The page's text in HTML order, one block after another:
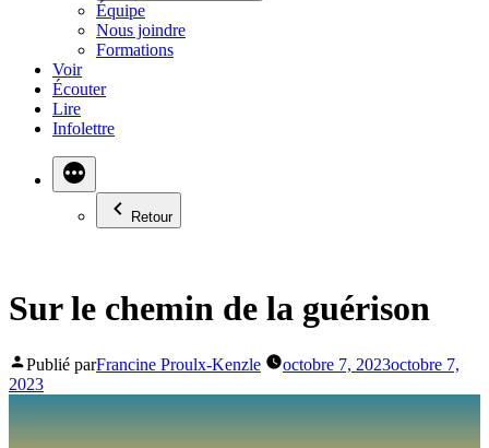
Équipe
Nous joindre
Formations
Voir
Écouter
Lire
Infolettre
Retour
Sur le chemin de la guérison
Publié parFrancine Proulx-Kenzle octobre 7, 2023octobre 7,
2023